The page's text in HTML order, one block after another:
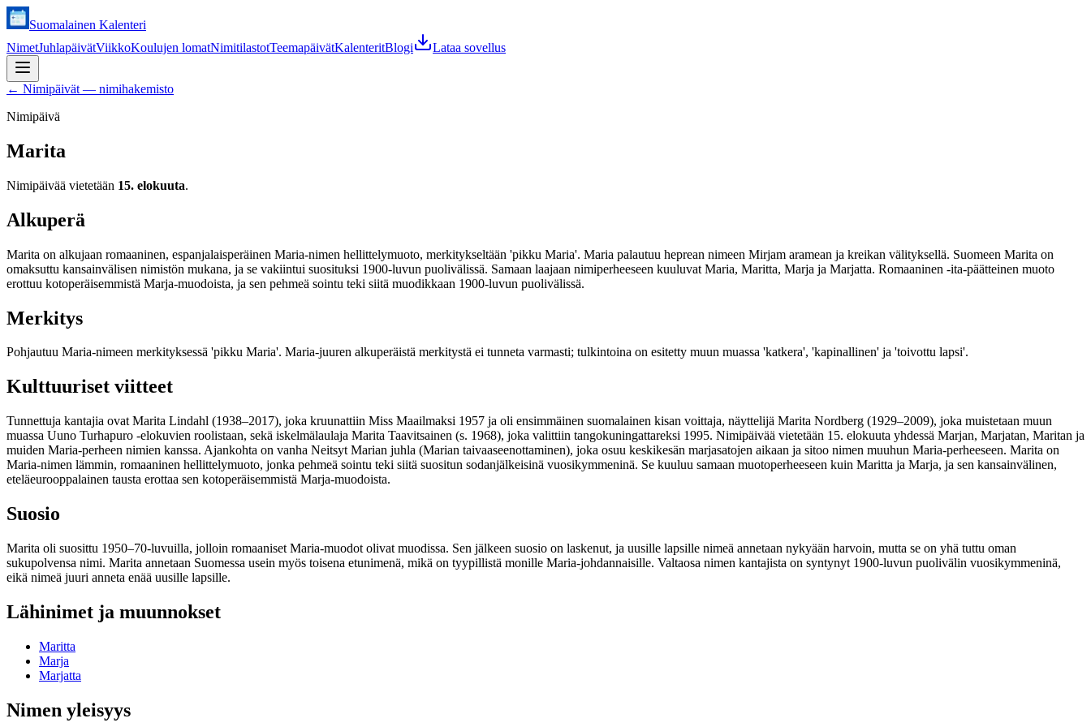
Suomalainen Kalenteri
NimetJuhlapäivätViikkoKoulujen lomatNimitilastotTeemapäivätKalenteritBlogi Lataa sovellus
← Nimipäivät — nimihakemisto
Nimipäivä
Marita
Nimipäivää vietetään 15. elokuuta.
Alkuperä
Marita on alkujaan romaaninen, espanjalaisperäinen Maria-nimen hellittelymuoto, merkitykseltään 'pikku Maria'. Maria palautuu heprean nimeen Mirjam aramean ja kreikan välityksellä. Suomeen Marita on
omaksuttu kansainvälisen nimistön mukana, ja se vakiintui suosituksi 1900-luvun puolivälissä. Samaan laajaan nimiperheeseen kuuluvat Maria, Maritta, Marja ja Marjatta. Romaaninen -ita-päätteinen muoto
erottuu kotoperäisemmistä Marja-muodoista, ja sen pehmeä sointu teki siitä muodikkaan 1900-luvun puolivälissä.
Merkitys
Pohjautuu Maria-nimeen merkityksessä 'pikku Maria'. Maria-juuren alkuperäistä merkitystä ei tunneta varmasti; tulkintoina on esitetty muun muassa 'katkera', 'kapinallinen' ja 'toivottu lapsi'.
Kulttuuriset viitteet
Tunnettuja kantajia ovat Marita Lindahl (1938–2017), joka kruunattiin Miss Maailmaksi 1957 ja oli ensimmäinen suomalainen kisan voittaja, näyttelijä Marita Nordberg (1929–2009), joka muistetaan muun
muassa Uuno Turhapuro -elokuvien roolistaan, sekä iskelmälaulaja Marita Taavitsainen (s. 1968), joka valittiin tangokuningattareksi 1995. Nimipäivää vietetään 15. elokuuta yhdessä Marjan, Marjatan, Maritan ja
muiden Maria-perheen nimien kanssa. Ajankohta on vanha Neitsyt Marian juhla (Marian taivaaseenottaminen), joka osuu keskikesän marjasatojen aikaan ja sitoo nimen muuhun Maria-perheeseen. Marita on
Maria-nimen lämmin, romaaninen hellittelymuoto, jonka pehmeä sointu teki siitä suositun sodanjälkeisinä vuosikymmeninä. Se kuuluu samaan muotoperheeseen kuin Maritta ja Marja, ja sen kansainvälinen,
eteläeurooppalainen tausta erottaa sen kotoperäisemmistä Marja-muodoista.
Suosio
Marita oli suosittu 1950–70-luvuilla, jolloin romaaniset Maria-muodot olivat muodissa. Sen jälkeen suosio on laskenut, ja uusille lapsille nimeä annetaan nykyään harvoin, mutta se on yhä tuttu oman
sukupolvensa nimi. Marita annetaan Suomessa usein myös toisena etunimenä, mikä on tyypillistä monille Maria-johdannaisille. Valtaosa nimen kantajista on syntynyt 1900-luvun puolivälin vuosikymmeninä,
eikä nimeä juuri anneta enää uusille lapsille.
Lähinimet ja muunnokset
Maritta
Marja
Marjatta
Nimen yleisyys